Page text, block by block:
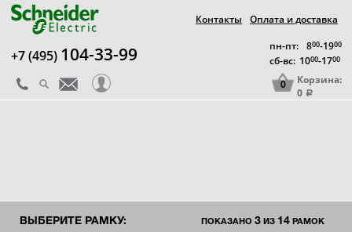
+7 (495) 104-33-99 пн-пт: 800-1900
сб-вс: 1000-1700
Контакты Оплата и доставка
0
Корзина:
0 a
ВЫБЕРИТЕ РАМКУ: ПОКАЗАНО 3 ИЗ 14 РАМОК